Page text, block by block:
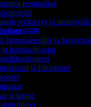
on tyhjä.
kauppaan
pesupaikat
työkärryt ja apupöydät
lämpösäteilijät ja
ja kupukuivaajat
ja kihartimet
ja harjat